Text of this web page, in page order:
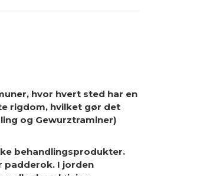
hvor hvert sted har en
rigdom, hvilket gør det
og Gewurztraminer)
behandlingsprodukter.
padderok. I jorden